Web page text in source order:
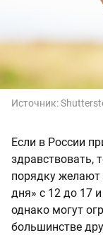
Источник:
Если в России
здравствовать,
порядку желают
дня» с 12 до 17
однако могут
большинстве